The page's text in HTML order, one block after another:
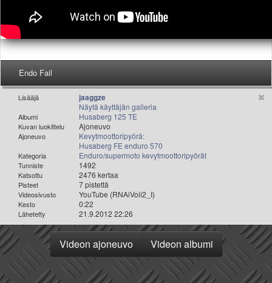
Helsingin sää
Turun sää
Oulun sää
Kuopion sää
Rovaniemen sää
VIP-jäsenyys
Paidat ja vaatteet
Suunnittele oma paita
Mainostus
Palaute
Kevytversio
Endo Fail
Lisääjä jaaggze
Näytä käyttäjän galleria
Albumi Husaberg 125 TE
Kuvan luokittelu Ajoneuvo
Ajoneuvo
Kevytmoottoripyörä:
Husaberg FE enduro 570
Kategoria Enduro/supermoto kevytmoottoripyörät
Tunniste 1492
Katsottu 2476 kertaa
Pisteet 7 pistettä
Videosivusto YouTube (RNAiVoii2_I)
Kesto 0:22
Lähetetty 21.9.2012 22:26
Videon ajoneuvo Videon albumi